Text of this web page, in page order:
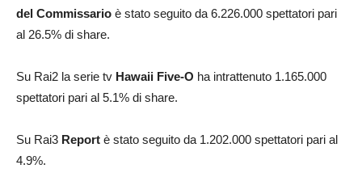
del Commissario è stato seguito da 6.226.000 spettatori pari
al 26.5% di share.
Su Rai2 la serie tv Hawaii Five-O ha intrattenuto 1.165.000
spettatori pari al 5.1% di share.
Su Rai3 Report è stato seguito da 1.202.000 spettatori pari al
4.9%.